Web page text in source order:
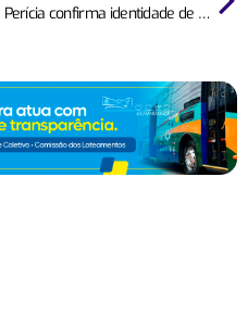
Perícia confirma identidade de brigadista que morreu em combate a incêndio em Mato Grosso